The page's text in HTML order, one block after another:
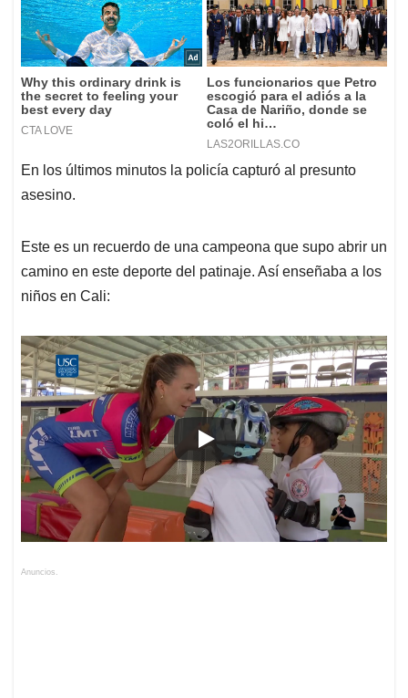
En los últimos minutos la policía capturó al presunto
asesino.
Este es un recuerdo de una campeona que supo abrir un
camino en este deporte del patinaje. Así enseñaba a los
niños en Cali:
Anuncios.